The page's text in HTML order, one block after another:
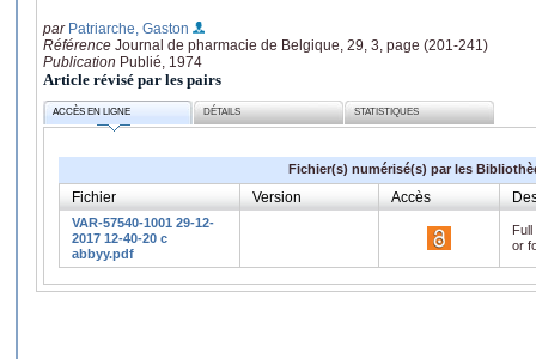
par Patriarche, Gaston
Référence Journal de pharmacie de Belgique, 29, 3, page (201-241)
Publication Publié, 1974
Article révisé par les pairs
ACCÈS EN LIGNE DÉTAILS STATISTIQUES
Fichier(s) numérisé(s) par les
Fichier Version Accès
VAR-57540-1001 29-12-
2017 12-40-20 c
abbyy.pdf
or